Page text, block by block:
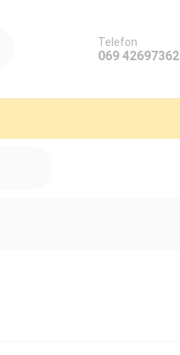
Telefon
069 42697362